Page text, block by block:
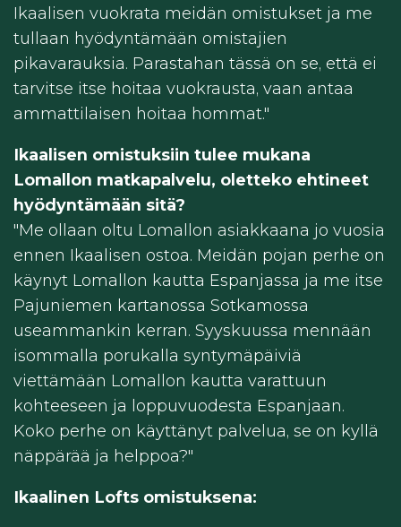
Ikaalisen vuokrata meidän omistukset ja me
tullaan hyödyntämään omistajien
pikavarauksia. Parastahan tässä on se, että ei
tarvitse itse hoitaa vuokrausta, vaan antaa
ammattilaisen hoitaa hommat."
Ikaalisen omistuksiin tulee mukana
Lomallon matkapalvelu, oletteko ehtineet
hyödyntämään sitä?
"Me ollaan oltu Lomallon asiakkaana jo vuosia
ennen Ikaalisen ostoa. Meidän pojan perhe on
käynyt Lomallon kautta Espanjassa ja me itse
Pajuniemen kartanossa Sotkamossa
useammankin kerran. Syyskuussa mennään
isommalla porukalla syntymäpäiviä
viettämään Lomallon kautta varattuun
kohteeseen ja loppuvuodesta Espanjaan.
Koko perhe on käyttänyt palvelua, se on kyllä
näppärää ja helppoa?"
Ikaalinen Lofts omistuksena: